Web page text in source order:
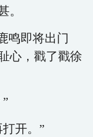
。
鸣即将出门
心，戳了戳徐
开。”